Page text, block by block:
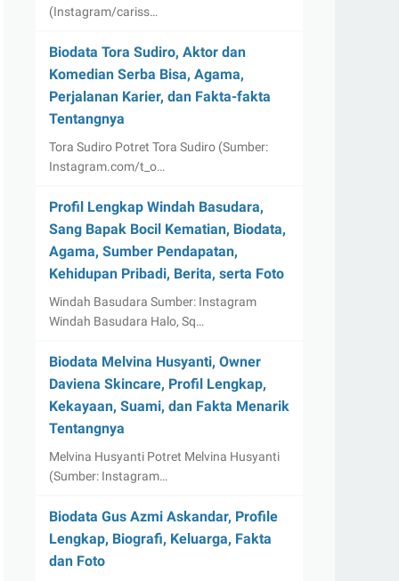
(Instagram/cariss…
Biodata Tora Sudiro, Aktor dan
Komedian Serba Bisa, Agama,
Perjalanan Karier, dan Fakta-fakta
Tentangnya
Tora Sudiro Potret Tora Sudiro (Sumber:
Instagram.com/t_o…
Profil Lengkap Windah Basudara,
Sang Bapak Bocil Kematian, Biodata,
Agama, Sumber Pendapatan,
Kehidupan Pribadi, Berita, serta Foto
Windah Basudara Sumber: Instagram
Windah Basudara Halo, Sq…
Biodata Melvina Husyanti, Owner
Daviena Skincare, Profil Lengkap,
Kekayaan, Suami, dan Fakta Menarik
Tentangnya
Melvina Husyanti Potret Melvina Husyanti
(Sumber: Instagram…
Biodata Gus Azmi Askandar, Profile
Lengkap, Biografi, Keluarga, Fakta
dan Foto